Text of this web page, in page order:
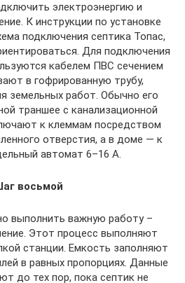
электроэнергию и
К инструкции по установке
подключения септика Топас,
Для подключения
кабелем ПВС сечением
в гофрированную трубу,
земельных работ. Обычно его
траншее с канализационной
к клеммам посредством
отверстия, а в доме — к
автомат 6–16 А.
восьмой
выполнить важную работу –
Этот процесс выполняют
станции. Емкость заполняют
в равных пропорциях. Данные
до тех пор, пока септик не